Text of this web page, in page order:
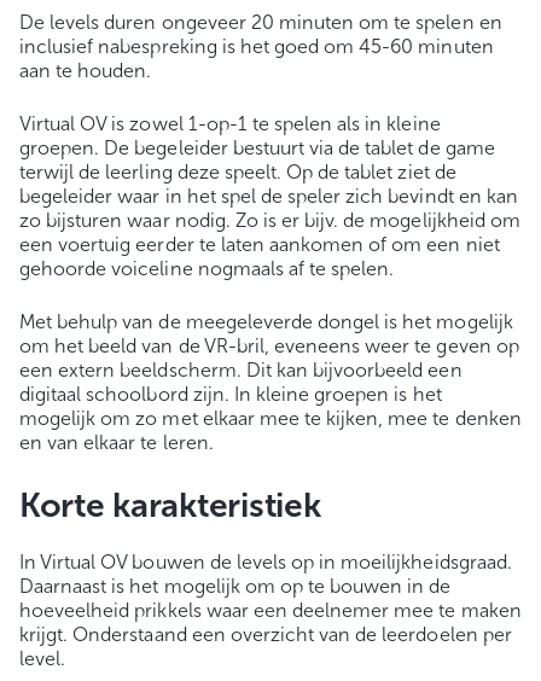
De levels duren ongeveer 20 minuten om te spelen en
inclusief nabespreking is het goed om 45-60 minuten
aan te houden.
Virtual OV is zowel 1-op-1 te spelen als in kleine
groepen. De begeleider bestuurt via de tablet de game
terwijl de leerling deze speelt. Op de tablet ziet de
begeleider waar in het spel de speler zich bevindt en kan
zo bijsturen waar nodig. Zo is er bijv. de mogelijkheid om
een voertuig eerder te laten aankomen of om een niet
gehoorde voiceline nogmaals af te spelen.
Met behulp van de meegeleverde dongel is het mogelijk
om het beeld van de VR-bril, eveneens weer te geven op
een extern beeldscherm. Dit kan bijvoorbeeld een
digitaal schoolbord zijn. In kleine groepen is het
mogelijk om zo met elkaar mee te kijken, mee te denken
en van elkaar te leren.
Korte karakteristiek
In Virtual OV bouwen de levels op in moeilijkheidsgraad.
Daarnaast is het mogelijk om op te bouwen in de
hoeveelheid prikkels waar een deelnemer mee te maken
krijgt. Onderstaand een overzicht van de leerdoelen per
level.